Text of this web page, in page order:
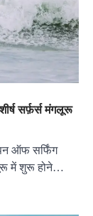
सर्फ़र्स मंगलूरू
ऑफ सर्फिंग
में शुरू होने…